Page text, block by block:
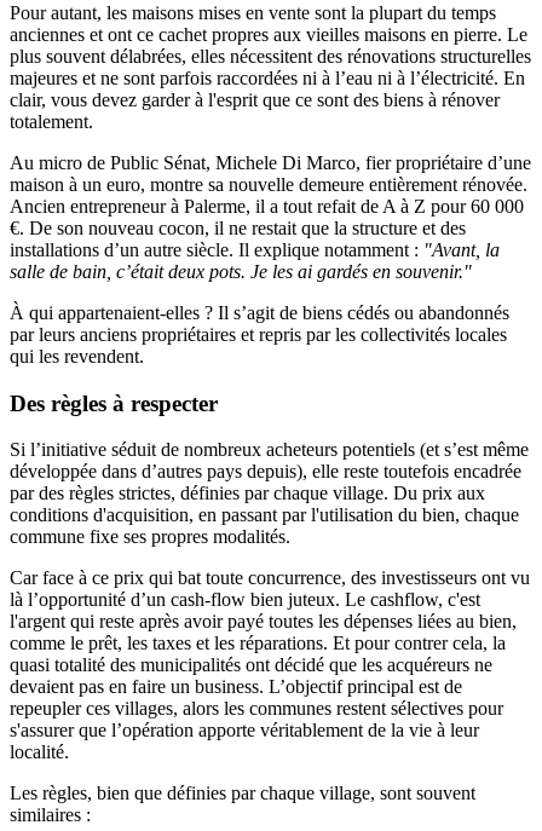
Pour autant, les maisons mises en vente sont la plupart du temps
anciennes et ont ce cachet propres aux vieilles maisons en pierre. Le
plus souvent délabrées, elles nécessitent des rénovations structurelles
majeures et ne sont parfois raccordées ni à l’eau ni à l’électricité. En
clair, vous devez garder à l'esprit que ce sont des biens à rénover
totalement.
Au micro de Public Sénat, Michele Di Marco, fier propriétaire d’une
maison à un euro, montre sa nouvelle demeure entièrement rénovée.
Ancien entrepreneur à Palerme, il a tout refait de A à Z pour 60 000
€. De son nouveau cocon, il ne restait que la structure et des
installations d’un autre siècle. Il explique notamment : "Avant, la
salle de bain, c’était deux pots. Je les ai gardés en souvenir."
À qui appartenaient-elles ? Il s’agit de biens cédés ou abandonnés
par leurs anciens propriétaires et repris par les collectivités locales
qui les revendent.
Des règles à respecter
Si l’initiative séduit de nombreux acheteurs potentiels (et s’est même
développée dans d’autres pays depuis), elle reste toutefois encadrée
par des règles strictes, définies par chaque village. Du prix aux
conditions d'acquisition, en passant par l'utilisation du bien, chaque
commune fixe ses propres modalités.
Car face à ce prix qui bat toute concurrence, des investisseurs ont vu
là l’opportunité d’un cash-flow bien juteux. Le cashflow, c'est
l'argent qui reste après avoir payé toutes les dépenses liées au bien,
comme le prêt, les taxes et les réparations. Et pour contrer cela, la
quasi totalité des municipalités ont décidé que les acquéreurs ne
devaient pas en faire un business. L’objectif principal est de
repeupler ces villages, alors les communes restent sélectives pour
s'assurer que l’opération apporte véritablement de la vie à leur
localité.
Les règles, bien que définies par chaque village, sont souvent
similaires :